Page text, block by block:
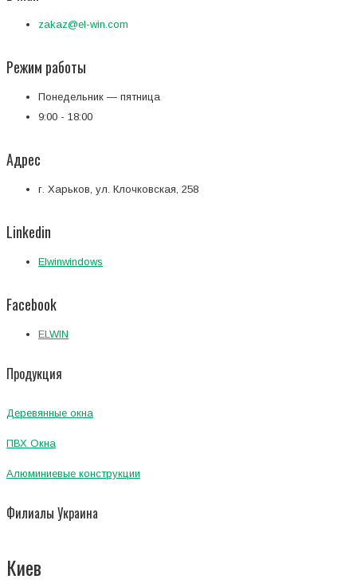
zakaz@el-win.com
Режим работы
Понедельник — пятница
9:00 - 18:00
Адрес
г. Харьков, ул. Клочковская, 258
Linkedin
Elwinwindows
Facebook
ELWIN
Продукция
Деревянные окна
ПВХ Окна
Алюминиевые конструкции
Филиалы Украина
Киев